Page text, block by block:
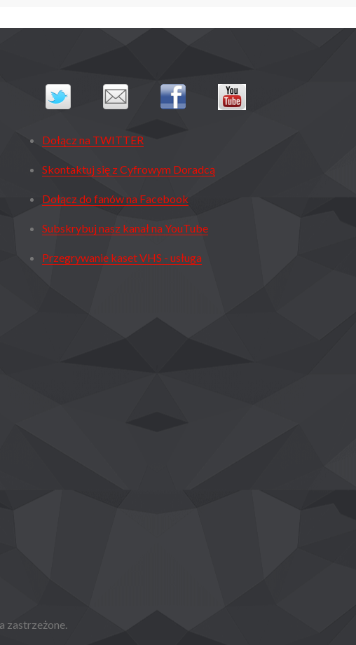
Dołącz na TWITTER
Skontaktuj się z Cyfrowym Doradcą
Dołącz do fanów na Facebook
Subskrybuj nasz kanał na YouTube
Przegrywanie kaset VHS - usługa
zastrzeżone.